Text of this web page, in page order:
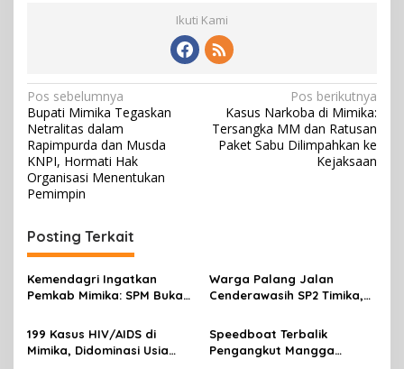
Ikuti Kami
N
a
v
i
g
a
s
i
p
o
s
Pos sebelumnya
Bupati Mimika Tegaskan
Netralitas dalam
Rapimpurda dan Musda
KNPI, Hormati Hak
Organisasi Menentukan
Pemimpin
Pos berikutnya
Kasus Narkoba di Mimika:
Tersangka MM dan Ratusan
Paket Sabu Dilimpahkan ke
Kejaksaan
Posting Terkait
Kemendagri Ingatkan
Pemkab Mimika: SPM Bukan
Wujud Nyata Pelayanan
Rakyat
Warga Palang Jalan
Cenderawasih SP2 Timika,
Pemicunya
199 Kasus HIV/AIDS di
Mimika, Didominasi Usia
Speedboat Terbalik
Pengangkut Mangga